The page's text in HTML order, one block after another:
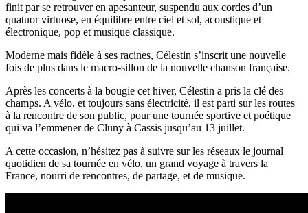
finit par se retrouver en apesanteur, suspendu aux cordes d’un
quatuor virtuose, en équilibre entre ciel et sol, acoustique et
électronique, pop et musique classique.
Moderne mais fidèle à ses racines, Célestin s’inscrit une nouvelle
fois de plus dans le macro-sillon de la nouvelle chanson française.
Après les concerts à la bougie cet hiver, Célestin a pris la clé des
champs. A vélo, et toujours sans électricité, il est parti sur les routes
à la rencontre de son public, pour une tournée sportive et poétique
qui va l’emmener de Cluny à Cassis jusqu’au 13 juillet.
A cette occasion, n’hésitez pas à suivre sur les réseaux le journal
quotidien de sa tournée en vélo, un grand voyage à travers la
France, nourri de rencontres, de partage, et de musique.